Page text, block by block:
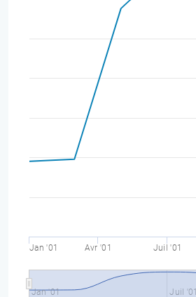
Jan '01 Avr '01 Juil '01
Jan '01 Juil '01